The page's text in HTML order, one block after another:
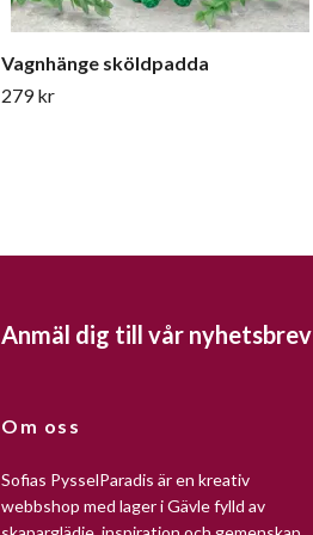
Vagnhänge sköldpadda
279 kr
Anmäl dig till vår nyhetsbrev
Om oss
Sofias PysselParadis är en kreativ
webbshop med lager i Gävle fylld av